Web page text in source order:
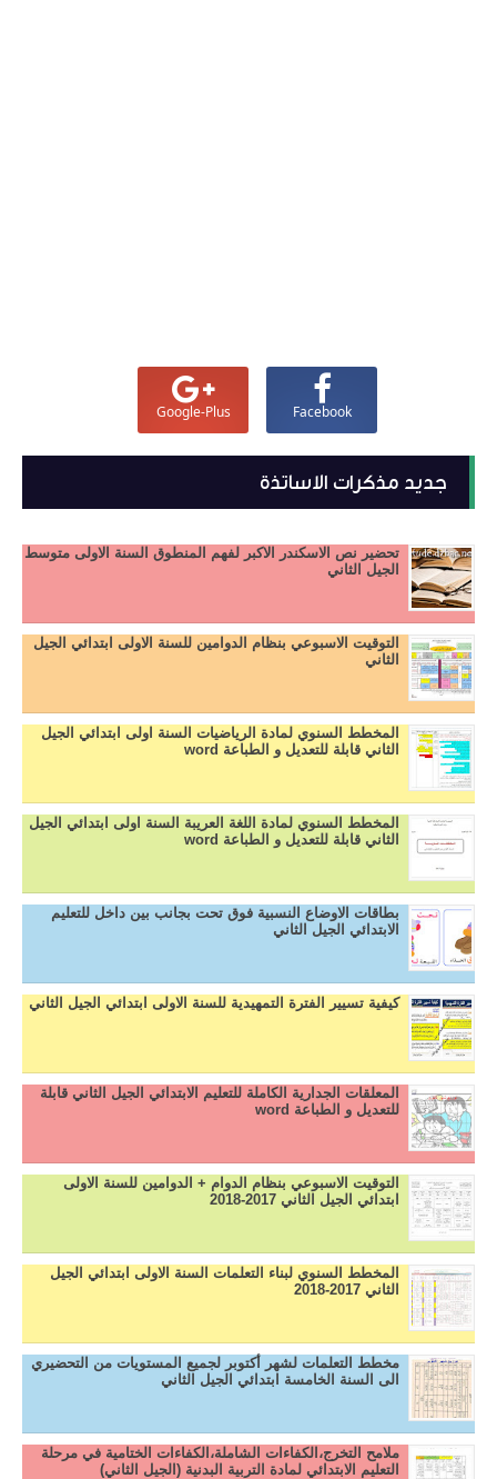
Facebook
Google-Plus
جديد مذكرات الاساتذة
تحضير نص الاسكندر الاكبر لفهم المنطوق السنة الاولى متوسط
الجيل الثاني
التوقيت الاسبوعي بنظام الدوامين للسنة الاولى ابتدائي الجيل
الثاني
المخطط السنوي لمادة الرياضيات السنة اولى ابتدائي الجيل
الثاني قابلة للتعديل و الطباعة word
المخطط السنوي لمادة اللغة العريبة السنة اولى ابتدائي الجيل
الثاني قابلة للتعديل و الطباعة word
بطاقات الاوضاع النسبية فوق تحت بجانب بين داخل للتعليم
الابتدائي الجيل الثاني
كيفية تسيير الفترة التمهيدية للسنة الاولى ابتدائي الجيل الثاني
المعلقات الجدارية الكاملة للتعليم الابتدائي الجيل الثاني قابلة
للتعديل و الطباعة word
التوقيت الاسبوعي بنظام الدوام + الدوامين للسنة الاولى
ابتدائي الجيل الثاني 2017-2018
المخطط السنوي لبناء التعلمات السنة الاولى ابتدائي الجيل
الثاني 2017-2018
مخطط التعلمات لشهر أكتوبر لجميع المستويات من التحضيري
الى السنة الخامسة ابتدائي الجيل الثاني
ملامح التخرج،الكفاءات الشاملة،الكفاءات الختامية في مرحلة
التعليم الابتدائي لمادة التربية البدنية (الجيل الثاني)